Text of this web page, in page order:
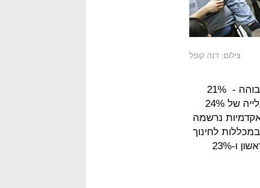
צילום: דנה קופל
בסך הכל נרשמה עלייה של 19% ברישום לכלל המוסדות להשכלה גבוהה - 21%
עלייה בתואר הראשון ו-16% בתואר השני. באוניברסיטאות נרשמה עלייה של 24%
במכללות האקדמיות נרשמה
במכללות לחינוך
נרשמה עלייה של 13% בלבד לביקוש, מהם רק 4% בביקוש לתואר ראשון ו-23%